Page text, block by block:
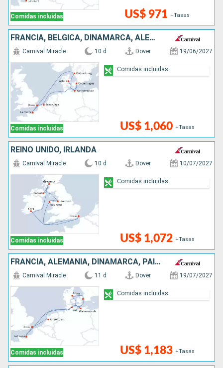
Comidas incluidas US$ 971 +Tasas
FRANCIA, BÉLGICA, DINAMARCA, ALEMANIA, SUECIA, REINO UNIDO
Comidas incluidas
Carnival Miracle 10 d Dover 19/06/2027
US$ 1,060 +Tasas
Comidas incluidas
REINO UNIDO, IRLANDA
Comidas incluidas
Carnival Miracle 10 d Dover 10/07/2027
US$ 1,072 +Tasas
Comidas incluidas
FRANCIA, ALEMANIA, DINAMARCA, PAISES BAJOS, REINO UNIDO
Comidas incluidas
Carnival Miracle 11 d Dover 19/07/2027
US$ 1,183 +Tasas
Comidas incluidas